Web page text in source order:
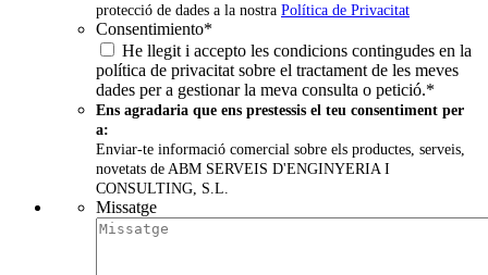
protecció de dades a la nostra Política de Privacitat
Consentimiento*
He llegit i accepto les condicions contingudes en la
política de privacitat sobre el tractament de les meves
dades per a gestionar la meva consulta o petició.*
Ens agradaria que ens prestessis el teu consentiment per
a:
Enviar-te informació comercial sobre els productes, serveis,
novetats de ABM SERVEIS D'ENGINYERIA I
CONSULTING, S.L.
Missatge